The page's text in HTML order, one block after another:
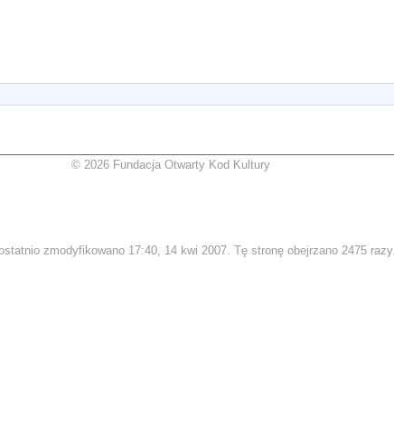
© 2026 Fundacja Otwarty Kod Kultury
zmodyfikowano 17:40, 14 kwi 2007. Tę stronę obejrzano 2475 razy.